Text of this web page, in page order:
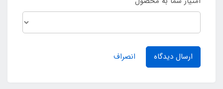
ارسال دیدگاه انصراف